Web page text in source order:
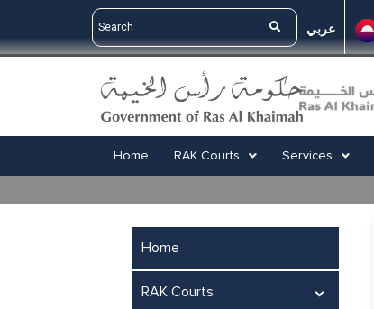
عربي
Home RAK Courts Services
Home
RAK Courts